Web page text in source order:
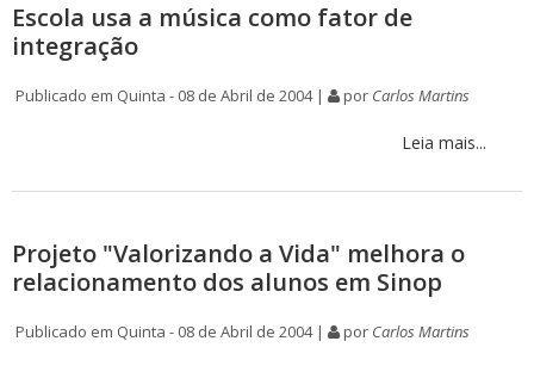
Escola usa a música como fator de
integração
Publicado em Quinta - 08 de Abril de 2004 | por Carlos Martins
Leia mais...
Projeto "Valorizando a Vida" melhora o
relacionamento dos alunos em Sinop
Publicado em Quinta - 08 de Abril de 2004 | por Carlos Martins